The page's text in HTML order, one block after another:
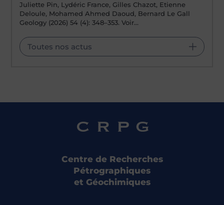
Juliette Pin, Lydéric France, Gilles Chazot, Etienne
Deloule, Mohamed Ahmed Daoud, Bernard Le Gall
Geology (2026) 54 (4): 348–353. Voir…
Toutes nos actus
Centre de Recherches
Pétrographiques
et Géochimiques